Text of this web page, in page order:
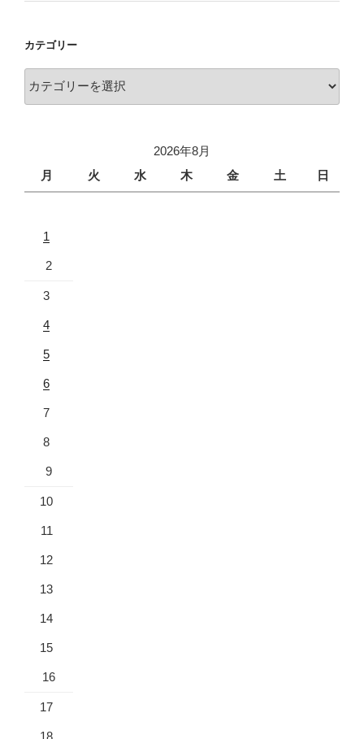
カテゴリー
2026年8月
月
火 水 木 金 土 日
1
2
3
4
5
6
7
8
9
10
11
12
13
14
15
16
17